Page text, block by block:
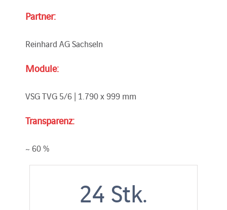
Partner:
Reinhard AG Sachseln
Module:
VSG TVG 5/6 | 1.790 x 999 mm
Transparenz:
~ 60 %
24 Stk.